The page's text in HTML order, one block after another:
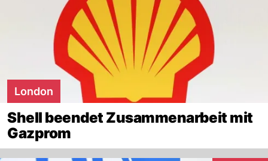
London
Shell beendet Zusammenarbeit mit
Gazprom